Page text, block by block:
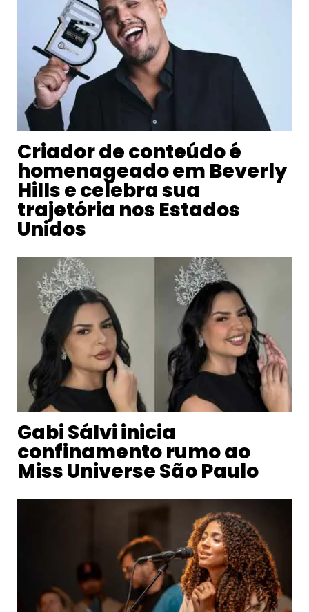
Criador de conteúdo é
homenageado em Beverly
Hills e celebra sua
trajetória nos Estados
Unidos
Gabi Sálvi inicia
confinamento rumo ao
Miss Universe São Paulo